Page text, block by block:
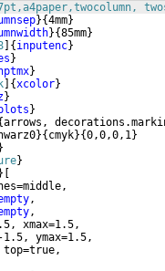
}{4mm}
}{85mm}
{ inputenc}
}
}
{xcolor}
}
}
arrows,
}{ cmyk}{0,0,0,1}
}
}
}
,
,
xmax=1.5,
ymax=1.5,